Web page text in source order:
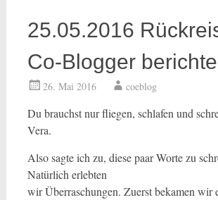
25.05.2016
Co-Blogger
26. Mai 2016 coeblog
Du brauchst nur fliegen, schlafen und
Vera.
Also sagte ich zu, diese paar Worte zu
Natürlich erlebten
wir Überraschungen. Zuerst bekamen wir